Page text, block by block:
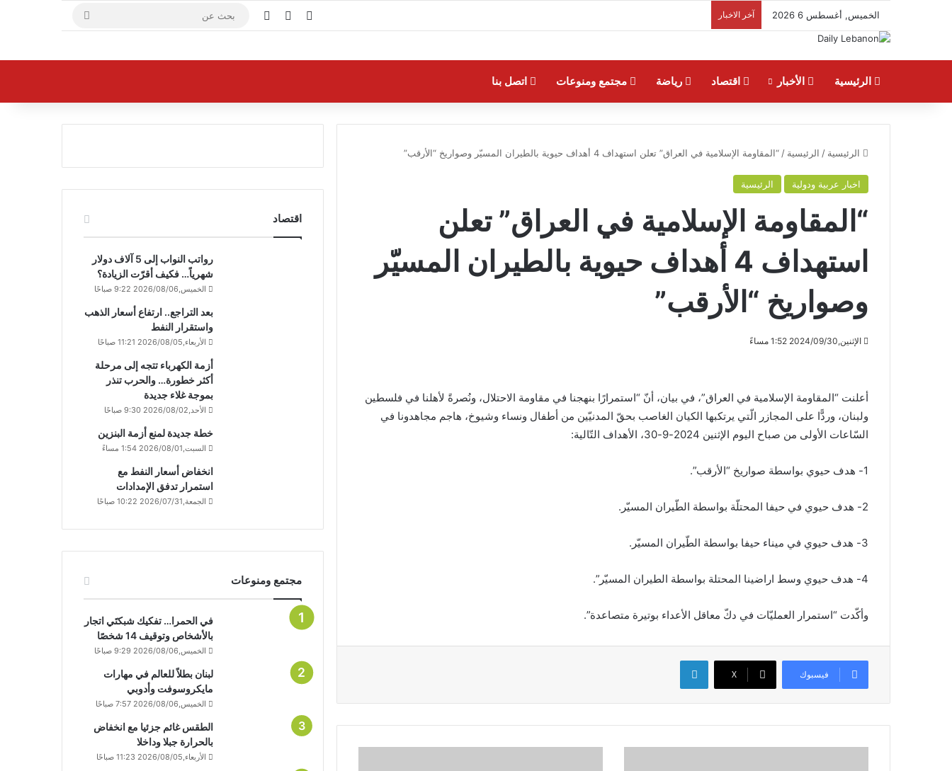
الخميس, أغسطس 6 2026 آخر الاخبار فيسبوك يوتيوب
الرئيسية الأخبار اقتصاد رياضة مجتمع ومنوعات اتصل بنا
الرئيسية / الرئيسية / “المقاومة الإسلامية في العراق” تعلن استهداف 4 أهداف حيوية بالطيران المسيّر وصواريخ “الأرقب”
اخبار عربية ودولية الرئيسية
“المقاومة الإسلامية في العراق” تعلن
استهداف 4 أهداف حيوية بالطيران المسيّر
وصواريخ “الأرقب”
الإثنين,2024/09/30 1:52 مساءً
أعلنت “المقاومة الإسلامية في العراق”، في بيان، أنّ “استمرارًا بنهجنا في مقاومة الاحتلال، ونُصرةً لأهلنا في فلسطين
ولبنان، وردًّا على المجازر الّتي يرتكبها الكيان الغاصب بحقّ المدنيّين من أطفال ونساء وشيوخ، هاجم مجاهدونا في
السّاعات الأولى من صباح اليوم الإثنين 2024-9-30، الأهداف التّالية:
1- هدف حيوي بواسطة صواريخ “الأرقب”.
2- هدف حيوي في حيفا المحتلّة بواسطة الطّيران المسيّر.
3- هدف حيوي في ميناء حيفا بواسطة الطّيران المسيّر.
4- هدف حيوي وسط اراضينا المحتلة بواسطة الطيران المسيّر”.
وأكّدت “استمرار العمليّات في دكّ معاقل الأعداء بوتيرة متصاعدة”.
فيسبوك X
لينكدإن
اقتصاد
رواتب النواب إلى 5 آلاف دولار
شهرياً… فكيف أقرّت الزيادة؟
الخميس,2026/08/06 9:22 صباحًا
بعد التراجع.. ارتفاع أسعار الذهب
واستقرار النفط
الأربعاء,2026/08/05 11:21 صباحًا
أزمة الكهرباء تتجه إلى مرحلة
أكثر خطورة… والحرب تنذر
بموجة غلاء جديدة
الأحد,2026/08/02 9:30 صباحًا
خطة جديدة لمنع أزمة البنزين
السبت,2026/08/01 1:54 مساءً
انخفاض أسعار النفط مع
استمرار تدفق الإمدادات
الجمعة,2026/07/31 10:22 صباحًا
مجتمع ومنوعات
في الحمرا… تفكيك شبكتَي اتجار
بالأشخاص وتوقيف 14 شخصًا
الخميس,2026/08/06 9:29 صباحًا
لبنان بطلاً للعالم في مهارات
مايكروسوفت وأدوبي
الخميس,2026/08/06 7:57 صباحًا
الطقس غائم جزئيا مع انخفاض
بالحرارة جبلا وداخلا
الأربعاء,2026/08/05 11:23 صباحًا